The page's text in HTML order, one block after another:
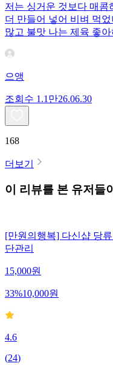
저는 싱거운 것보다 매콤
더 만들어 넣어 비벼 먹
많고 불맛 나는 제육 좋
으앵
조회수 1.1만26.06.30
168
더보기
이 리뷰를 본 유저들
[만원의행복] 다신샵 당
단관리
15,000원
33%10,000원
4.6
(24)